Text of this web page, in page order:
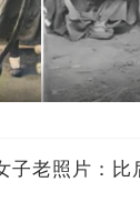
子老照片：比